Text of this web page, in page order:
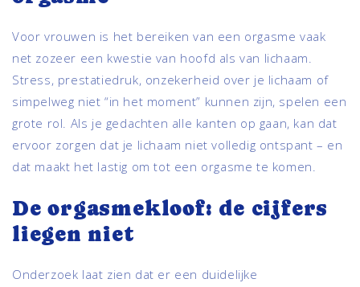
Voor vrouwen is het bereiken van een orgasme vaak
net zozeer een kwestie van hoofd als van lichaam.
Stress, prestatiedruk, onzekerheid over je lichaam of
simpelweg niet “in het moment” kunnen zijn, spelen een
grote rol. Als je gedachten alle kanten op gaan, kan dat
ervoor zorgen dat je lichaam niet volledig ontspant – en
dat maakt het lastig om tot een orgasme te komen.
De orgasmekloof: de cijfers
liegen niet
Onderzoek laat zien dat er een duidelijke